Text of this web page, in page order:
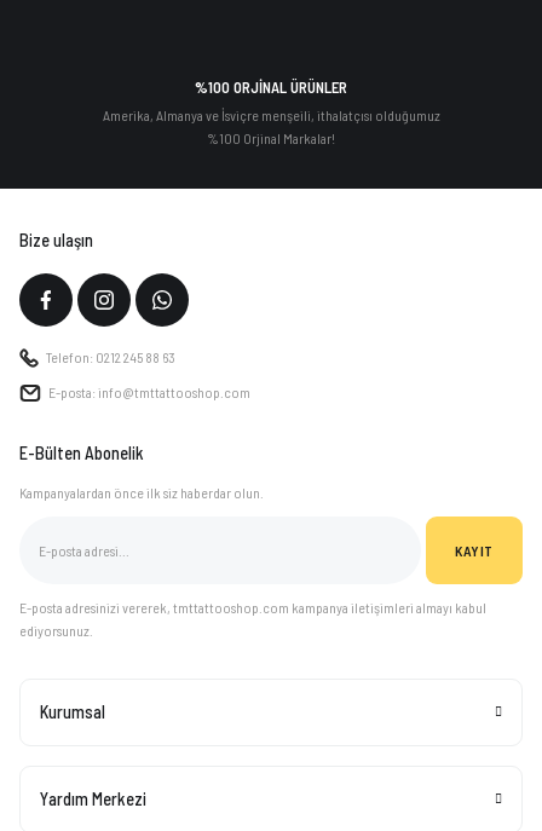
%100 ORJİNAL ÜRÜNLER
Amerika, Almanya ve İsviçre menşeili, ithalatçısı olduğumuz
%100 Orjinal Markalar!
Bize ulaşın
Telefon: 0212 245 88 63
E-posta: info@tmttattooshop.com
Kurumsal
Yardım Merkezi
E-Bülten Abonelik
Kampanyalardan önce ilk siz haberdar olun.
KAYIT
E-posta adresinizi vererek, tmttattooshop.com kampanya iletişimleri almayı kabul
ediyorsunuz.